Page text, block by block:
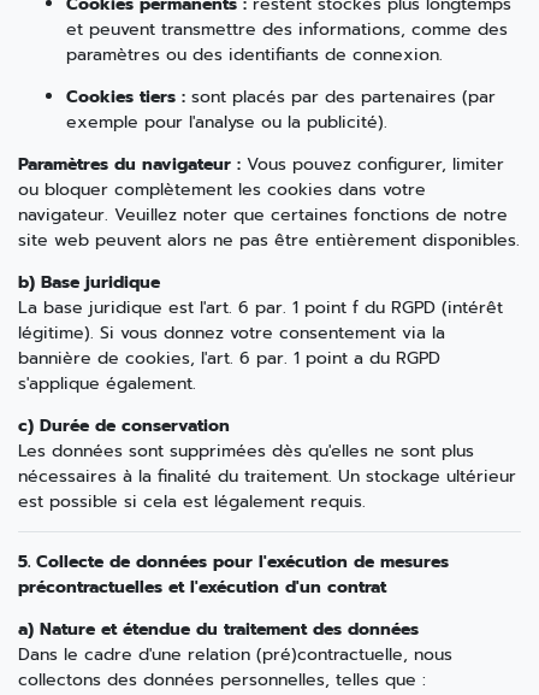
et peuvent transmettre des informations, comme des
paramètres ou des identifiants de connexion.
Cookies tiers : sont placés par des partenaires (par
exemple pour l'analyse ou la publicité).
Paramètres du navigateur : Vous pouvez configurer, limiter
ou bloquer complètement les cookies dans votre
navigateur. Veuillez noter que certaines fonctions de notre
site web peuvent alors ne pas être entièrement disponibles.
b) Base juridique
La base juridique est l'art. 6 par. 1 point f du RGPD (intérêt
légitime). Si vous donnez votre consentement via la
bannière de cookies, l'art. 6 par. 1 point a du RGPD
s'applique également.
c) Durée de conservation
Les données sont supprimées dès qu'elles ne sont plus
nécessaires à la finalité du traitement. Un stockage ultérieur
est possible si cela est légalement requis.
5. Collecte de données pour l'exécution de mesures
précontractuelles et l'exécution d'un contrat
a) Nature et étendue du traitement des données
Dans le cadre d'une relation (pré)contractuelle, nous
collectons des données personnelles, telles que :